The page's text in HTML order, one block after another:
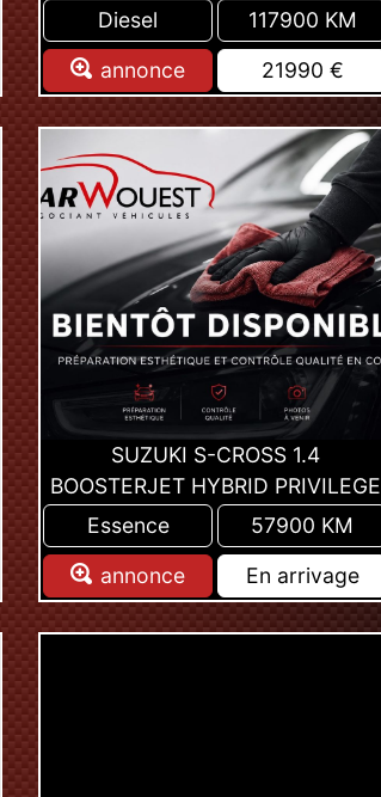
Diesel
117900 KM
annonce
21990 €
SUZUKI S-CROSS 1.4
BOOSTERJET HYBRID PRIVILEGE
Essence
57900 KM
annonce
En arrivage